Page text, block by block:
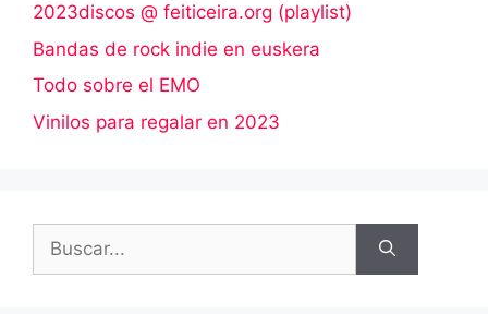
2023discos @ feiticeira.org (playlist)
Bandas de rock indie en euskera
Todo sobre el EMO
Vinilos para regalar en 2023